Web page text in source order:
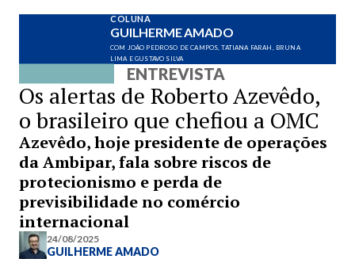
COLUNA
GUILHERME AMADO
COM JOÃO PEDROSO DE CAMPOS, TATIANA FARAH, BRUNA
LIMA E GUSTAVO SILVA
ENTREVISTA
Os alertas de Roberto Azevêdo,
o brasileiro que chefiou a OMC
Azevêdo, hoje presidente de operações
da Ambipar, fala sobre riscos de
protecionismo e perda de
previsibilidade no comércio
internacional
24/08/2025
GUILHERME AMADO